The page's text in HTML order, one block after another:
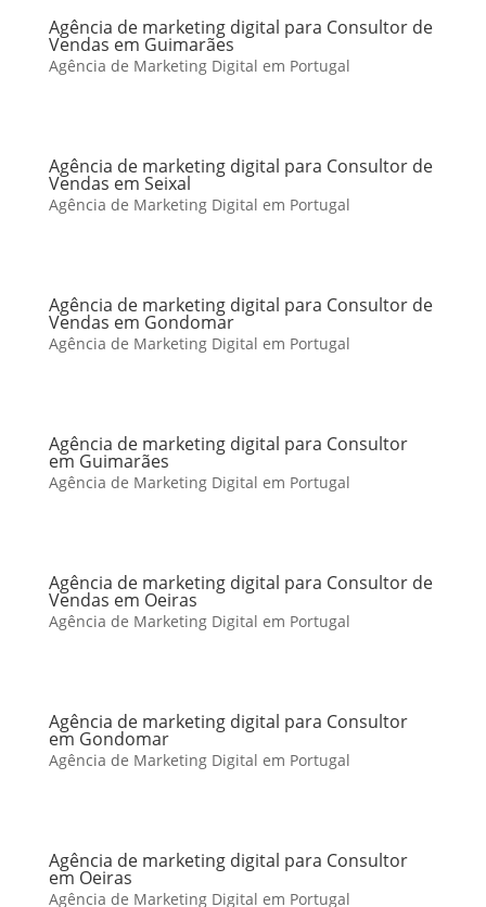
Agência de marketing digital para Consultor de
Vendas em Guimarães
Agência de Marketing Digital em Portugal
Agência de marketing digital para Consultor de
Vendas em Seixal
Agência de Marketing Digital em Portugal
Agência de marketing digital para Consultor de
Vendas em Gondomar
Agência de Marketing Digital em Portugal
Agência de marketing digital para Consultor
em Guimarães
Agência de Marketing Digital em Portugal
Agência de marketing digital para Consultor de
Vendas em Oeiras
Agência de Marketing Digital em Portugal
Agência de marketing digital para Consultor
em Gondomar
Agência de Marketing Digital em Portugal
Agência de marketing digital para Consultor
em Oeiras
Agência de Marketing Digital em Portugal